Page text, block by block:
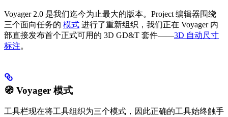
Voyager 2.0 是我们迄今为止最大的版本。Project 编辑器围绕
三个面向任务的 模式 进行了重新组织，我们正在 Voyager 内
部直接发布首个正式可用的 3D GD&T 套件——3D 自动尺寸
标注。
🧭 Voyager 模式
工具栏现在将工具组织为三个模式，因此正确的工具始终触手